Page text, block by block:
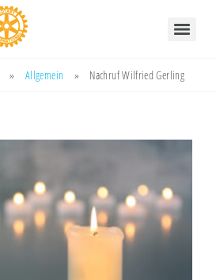
» Allgemein » Nachruf Wilfried Gerling